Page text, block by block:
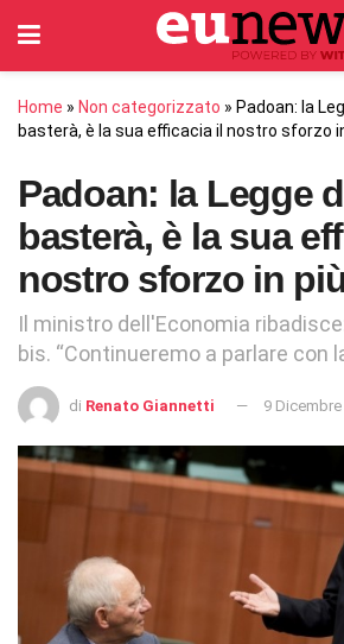
Home » Non categorizzato » Padoan: la
basterà, è la sua efficacia il nostro sforzo
Padoan: la Legge
basterà, è la sua
nostro sforzo in
Il ministro dell'Economia
bis. “Continueremo a parlare con
di Renato Giannetti 9